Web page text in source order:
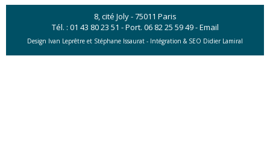
8, cité Joly - 75011 Paris
Tél. : 01 43 80 23 51 - Port. 06 82 25 59 49-Email
Design Ivan Leprêtre et Stéphane Issaurat - Intégration & SEO Didier Lamiral